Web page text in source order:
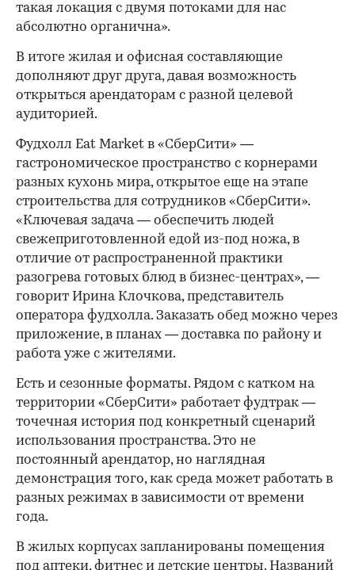
такая локация с двумя потоками для нас
абсолютно органична».
В итоге жилая и офисная составляющие
дополняют друг друга, давая возможность
открыться арендаторам с разной целевой
аудиторией.
Фудхолл Eat Market в «СберСити» —
гастрономическое пространство с корнерами
разных кухонь мира, открытое еще на этапе
строительства для сотрудников «СберСити».
«Ключевая задача — обеспечить людей
свежеприготовленной едой из-под ножа, в
отличие от распространенной практики
разогрева готовых блюд в бизнес-центрах», —
говорит Ирина Клочкова, представитель
оператора фудхолла. Заказать обед можно через
приложение, в планах — доставка по району и
работа уже с жителями.
Есть и сезонные форматы. Рядом с катком на
территории «СберСити» работает фудтрак —
точечная история под конкретный сценарий
использования пространства. Это не
постоянный арендатор, но наглядная
демонстрация того, как среда может работать в
разных режимах в зависимости от времени
года.
В жилых корпусах запланированы помещения
под аптеки, фитнес и детские центры. Названий